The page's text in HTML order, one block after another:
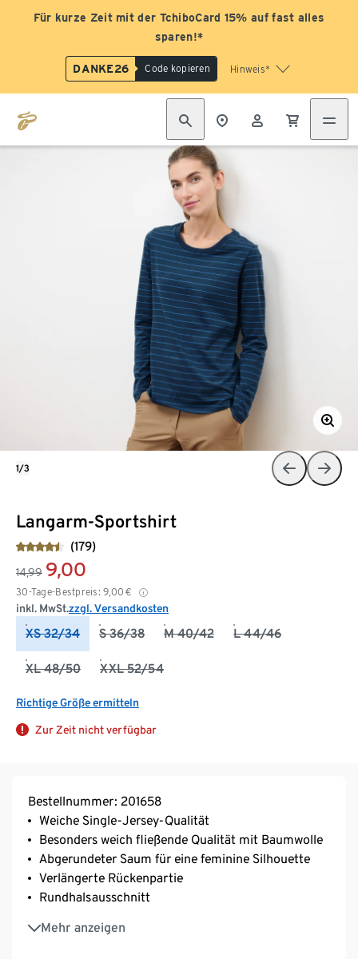
Für kurze Zeit mit der TchiboCard 15% auf fast alles
sparen!*
DANKE26 Code kopieren Hinweis*
Langarm-Sportshirt
(179)
14,99 9,00
30-Tage-Bestpreis: 9,00 €
inkl. MwSt.zzgl. Versandkosten
XS 32/34 S 36/38 M 40/42 L 44/46
XL 48/50 XXL 52/54
Richtige Größe ermitteln
Zur Zeit nicht verfügbar
1/3
Bestellnummer: 201658
Weiche Single-Jersey-Qualität
Besonders weich fließende Qualität mit Baumwolle
Abgerundeter Saum für eine feminine Silhouette
Verlängerte Rückenpartie
Rundhalsausschnitt
Mehr anzeigen
Mit Markenelasthan: formbeständig, perfekter Sitz
bei voller Bewegungsfreiheit